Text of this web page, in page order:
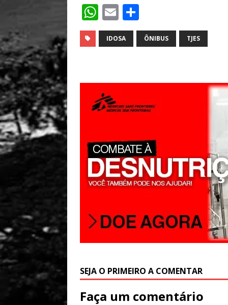
W
h
at
A
p
p
E
m
ai
h
ar
IDOSA ÔNIBUS TJES
SEJA O PRIMEIRO A COMENTAR
Faça um comentário